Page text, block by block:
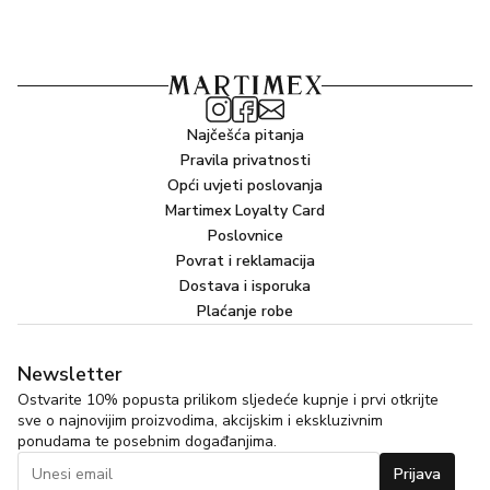
Najčešća pitanja
Pravila privatnosti
Opći uvjeti poslovanja
Martimex Loyalty Card
Poslovnice
Povrat i reklamacija
Dostava i isporuka
Plaćanje robe
Newsletter
Ostvarite 10% popusta prilikom sljedeće kupnje i prvi otkrijte
sve o najnovijim proizvodima, akcijskim i ekskluzivnim
ponudama te posebnim događanjima.
Prijava